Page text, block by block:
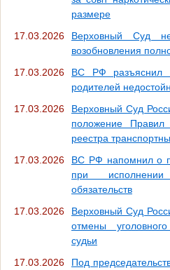
размере
17.03.2026
Верховный Суд
возобновления
17.03.2026
ВС РФ разъяснил
родителей
17.03.2026
Верховный Суд
положение Правил
реестра
17.03.2026
ВС РФ напомнил о
при
обязательств
17.03.2026
Верховный Суд
отмены
судьи
17.03.2026
Под